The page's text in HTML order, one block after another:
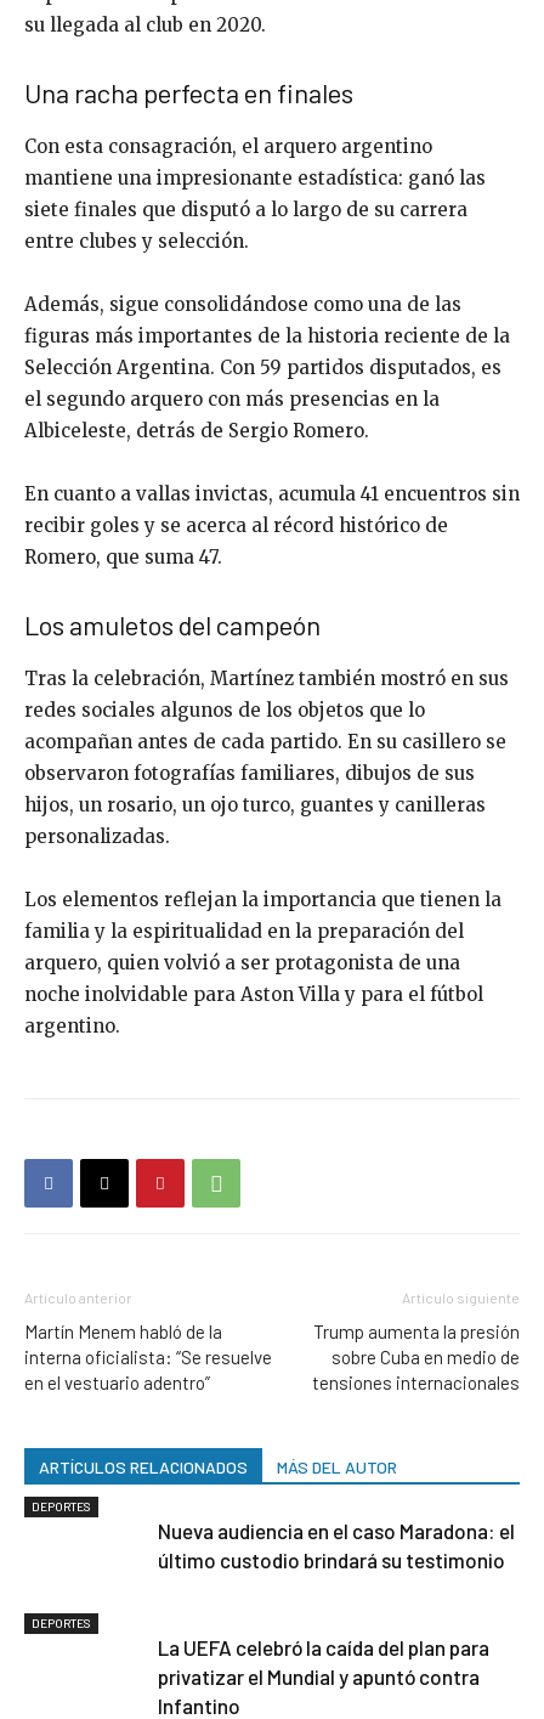
su llegada al club en 2020.
Una racha perfecta en finales
Con esta consagración, el arquero argentino
mantiene una impresionante estadística: ganó las
siete finales que disputó a lo largo de su carrera
entre clubes y selección.
Además, sigue consolidándose como una de las
figuras más importantes de la historia reciente de la
Selección Argentina. Con 59 partidos disputados, es
el segundo arquero con más presencias en la
Albiceleste, detrás de Sergio Romero.
En cuanto a vallas invictas, acumula 41 encuentros sin
recibir goles y se acerca al récord histórico de
Romero, que suma 47.
Los amuletos del campeón
Tras la celebración, Martínez también mostró en sus
redes sociales algunos de los objetos que lo
acompañan antes de cada partido. En su casillero se
observaron fotografías familiares, dibujos de sus
hijos, un rosario, un ojo turco, guantes y canilleras
personalizadas.
Los elementos reflejan la importancia que tienen la
familia y la espiritualidad en la preparación del
arquero, quien volvió a ser protagonista de una
noche inolvidable para Aston Villa y para el fútbol
argentino.
Artículo anterior
Martín Menem habló de la
interna oficialista: “Se resuelve
en el vestuario adentro”
Artículo siguiente
Trump aumenta la presión
sobre Cuba en medio de
tensiones internacionales
ARTÍCULOS RELACIONADOS MÁS DEL AUTOR
DEPORTES
Nueva audiencia en el caso Maradona: el
último custodio brindará su testimonio
DEPORTES
La UEFA celebró la caída del plan para
privatizar el Mundial y apuntó contra
Infantino